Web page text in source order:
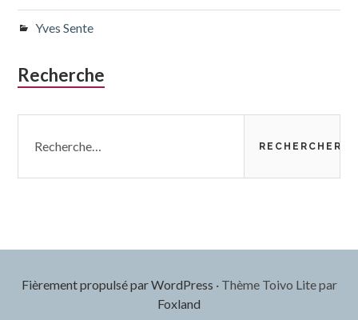
Yves Sente
Recherche
Fièrement propulsé par WordPress ·Thème Toivo Lite par
Foxland